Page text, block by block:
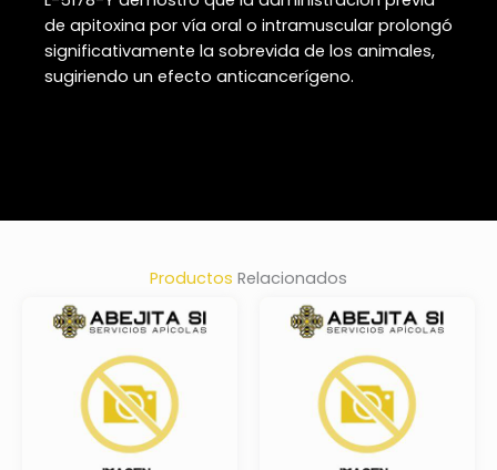
de apitoxina por vía oral o intramuscular prolongó
significativamente la sobrevida de los animales,
sugiriendo un efecto anticancerígeno.
Productos Relacionados